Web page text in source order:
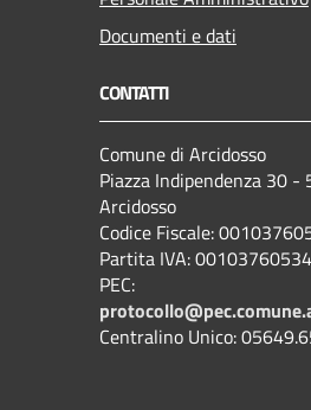
Documenti e dati
CONTATTI
Comune di Arcidosso
Piazza Indipendenza 30 -
Arcidosso
Codice Fiscale:
Partita IVA: 00103760534
PEC:
Centralino Unico: